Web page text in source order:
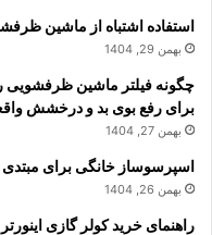
استفاده اشتباه از ماشین
بهمن 29, 1404
چگونه فیلتر ماشین ظرفشویی
برای رفع بوی بد و درخشش
بهمن 27, 1404
اسپرسوساز خانگی برای مبتدی
بهمن 26, 1404
راهنمای خرید کولر گازی